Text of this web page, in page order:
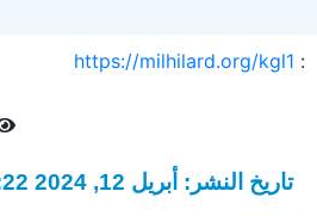
:
https://milhilard.org/kgl1
تاريخ النشر: أبريل 12, 2024 12:22 ص